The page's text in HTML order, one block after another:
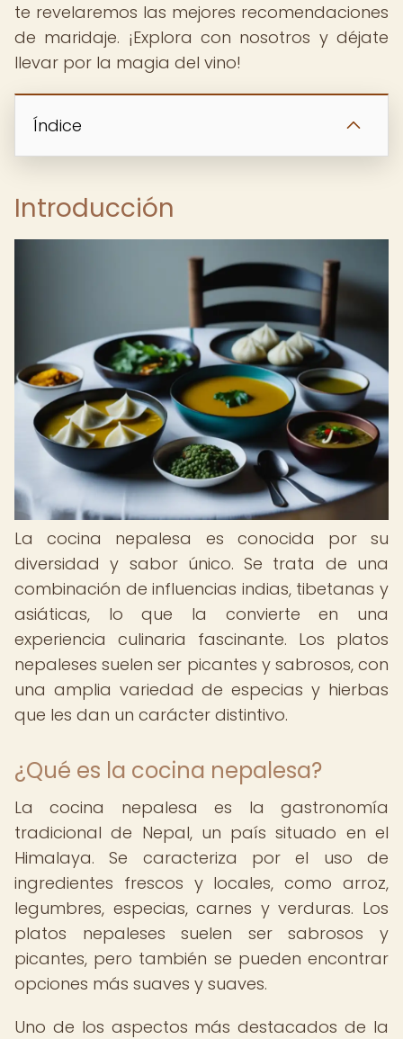
te revelaremos las mejores recomendaciones
de maridaje. ¡Explora con nosotros y déjate
llevar por la magia del vino!
Índice
Introducción
La cocina nepalesa es conocida por su
diversidad y sabor único. Se trata de una
combinación de influencias indias, tibetanas y
asiáticas, lo que la convierte en una
experiencia culinaria fascinante. Los platos
nepaleses suelen ser picantes y sabrosos, con
una amplia variedad de especias y hierbas
que les dan un carácter distintivo.
¿Qué es la cocina nepalesa?
La cocina nepalesa es la gastronomía
tradicional de Nepal, un país situado en el
Himalaya. Se caracteriza por el uso de
ingredientes frescos y locales, como arroz,
legumbres, especias, carnes y verduras. Los
platos nepaleses suelen ser sabrosos y
picantes, pero también se pueden encontrar
opciones más suaves y suaves.
Uno de los aspectos más destacados de la